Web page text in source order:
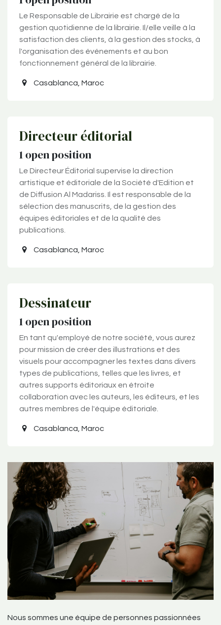
Le Responsable de Librairie est chargé de la
gestion quotidienne de la librairie. Il/elle veille à la
satisfaction des clients, à la gestion des stocks, à
l'organisation des événements et au bon
fonctionnement général de la librairie.
Casablanca, Maroc
Directeur éditorial
1 open position
Le Directeur Éditorial supervise la direction
artistique et éditoriale de la Société d'Edition et
de Diffusion Al Madariss. Il est responsable de la
sélection des manuscrits, de la gestion des
équipes éditoriales et de la qualité des
publications.
Casablanca, Maroc
Dessinateur
1 open position
En tant qu'employé de notre société, vous aurez
pour mission de créer des illustrations et des
visuels pour accompagner les textes dans divers
types de publications, telles que les livres, et
autres supports éditoriaux en étroite
collaboration avec les auteurs, les éditeurs, et les
autres membres de l'équipe éditoriale.
Casablanca, Maroc
Nous sommes une équipe de personnes passionnées